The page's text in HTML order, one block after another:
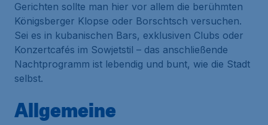
Gerichten sollte man hier vor allem die berühmten
Königsberger Klopse oder Borschtsch versuchen.
Sei es in kubanischen Bars, exklusiven Clubs oder
Konzertcafés im Sowjetstil – das anschließende
Nachtprogramm ist lebendig und bunt, wie die Stadt
selbst.
Allgemeine